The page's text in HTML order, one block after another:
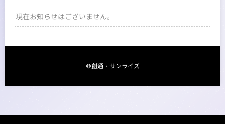
現在お知らせはございません。
©創通・サンライズ